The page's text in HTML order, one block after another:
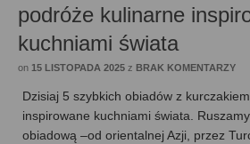
podróże kulinarne
kuchniami świata
on 15 LISTOPADA 2025 z BRAK KOMENTARZY
Dzisiaj 5 szybkich obiadów z
inspirowane kuchniami świata.
obiadową –od orientalnej Azji, przez